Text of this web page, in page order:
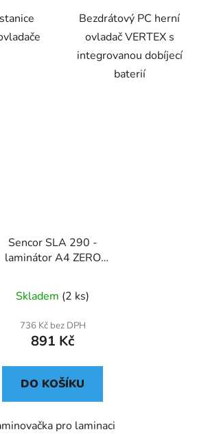
Bezdrátový PC herní
ovladač VERTEX s
integrovanou dobíjecí
baterií
Sencor SLA 290 -
laminátor A4 ZERO
Skladem (2 ks)
736 Kč bez DPH
891 Kč
DO KOŠÍKU
pro laminaci